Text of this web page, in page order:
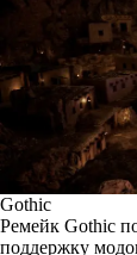
Gothic
Ремейк Gothic
поддержку